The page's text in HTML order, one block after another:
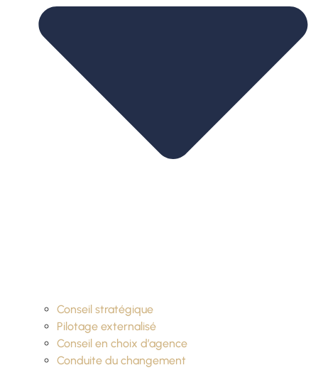
Conseil stratégique
Pilotage externalisé
Conseil en choix d’agence
Conduite du changement